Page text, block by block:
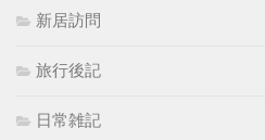
新居訪問
旅行後記
日常雑記